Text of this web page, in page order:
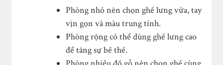
Phòng nhỏ nên chọn ghế lưng vừa, tay
vịn gọn và màu trung tính.
Phòng rộng có thể dùng ghế lưng cao
để tăng sự bề thế.